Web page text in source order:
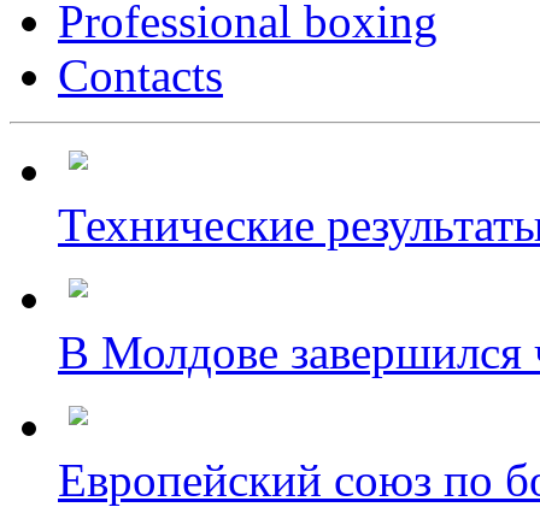
Professional boxing
Contacts
Технические
В Молдове завершился
Европейский союз по